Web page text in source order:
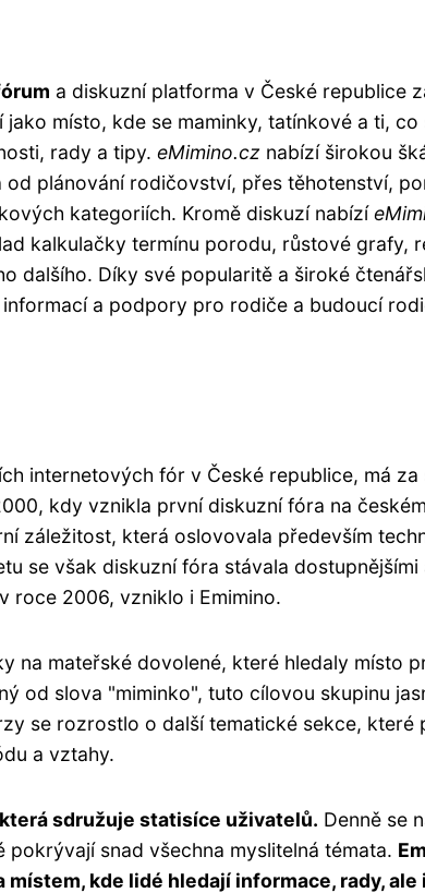
a diskuzní platforma v České republice
místo, kde se maminky, tatínkové a ti, co
rady a tipy. eMimino.cz nabízí širokou
plánování rodičovství, přes těhotenství,
kategoriích. Kromě diskuzí nabízí
kalkulačky termínu porodu, růstové grafy,
dalšího. Díky své popularitě a široké
a podpory pro rodiče a budoucí
internetových fór v České republice, má za
kdy vznikla první diskuzní fóra na českém
záležitost, která oslovovala především
se však diskuzní fóra stávala dostupnějšími
roce 2006, vzniklo i Emimino.
na mateřské dovolené, které hledaly místo
od slova "miminko", tuto cílovou skupinu
se rozrostlo o další tematické sekce, které
a vztahy.
sdružuje statisíce uživatelů. Denně se
snad všechna myslitelná témata.
kde lidé hledají informace, rady, ale